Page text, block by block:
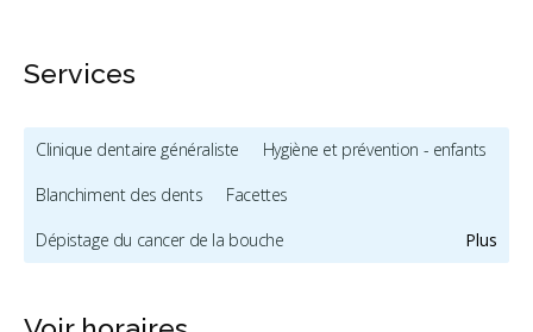
Services
Plus
Clinique dentaire généraliste
Hygiène et prévention - enfants
Blanchiment des dents
Facettes
Dépistage du cancer de la bouche